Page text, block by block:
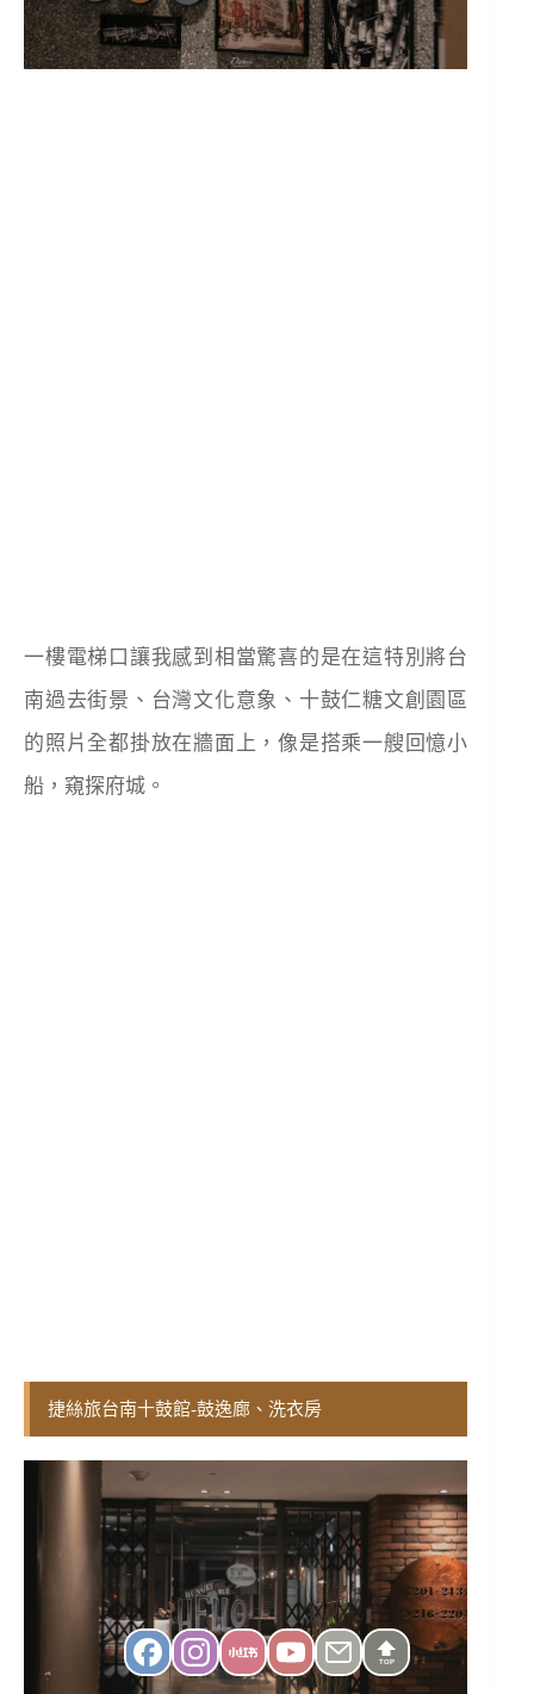
一樓電梯口讓我感到相當驚喜的是在這特別將台
南過去街景、台灣文化意象、十鼓仁糖文創園區
的照片全都掛放在牆面上，像是搭乘一艘回憶小
船，窺探府城。
捷絲旅台南十鼓館-鼓逸廊、洗衣房
TOP